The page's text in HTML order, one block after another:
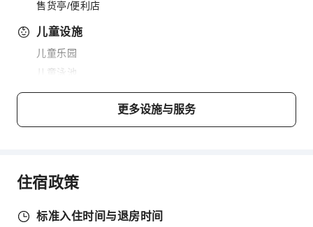
售货亭/便利店
儿童设施
儿童乐园
儿童泳池
公用区wifi
更多设施与服务
住宿政策
标准入住时间与退房时间